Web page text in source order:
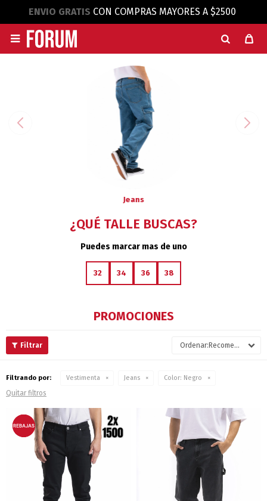
ENVIO GRATIS CON COMPRAS MAYORES A $2500

Jeans
¿QUÉ TALLE BUSCAS?
Puedes marcar mas de uno
32 34 36 38
PROMOCIONES
Recomendados
Filtrando por: Vestimenta Jeans Color: Negro
Quitar filtros